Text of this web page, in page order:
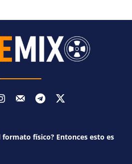
formato físico? Entonces esto es